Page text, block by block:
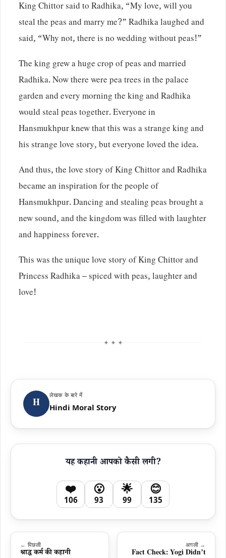
King Chittor said to Radhika, “My love, will you
steal the peas and marry me?” Radhika laughed and
said, “Why not, there is no wedding without peas!”
The king grew a huge crop of peas and married
Radhika. Now there were pea trees in the palace
garden and every morning the king and Radhika
would steal peas together. Everyone in
Hansmukhpur knew that this was a strange king and
his strange love story, but everyone loved the idea.
And thus, the love story of King Chittor and Radhika
became an inspiration for the people of
Hansmukhpur. Dancing and stealing peas brought a
new sound, and the kingdom was filled with laughter
and happiness forever.
This was the unique love story of King Chittor and
Princess Radhika – spiced with peas, laughter and
love!
✦ ✦ ✦
H
लेखक के बारे में
Hindi Moral Story
यह कहानी आपको कैसी लगी?
❤️
106
😮
93
🌟
99
😊
135
← पिछली
श्राद्ध कर्म की कहानी
अगली →
Fact Check: Yogi Didn’t